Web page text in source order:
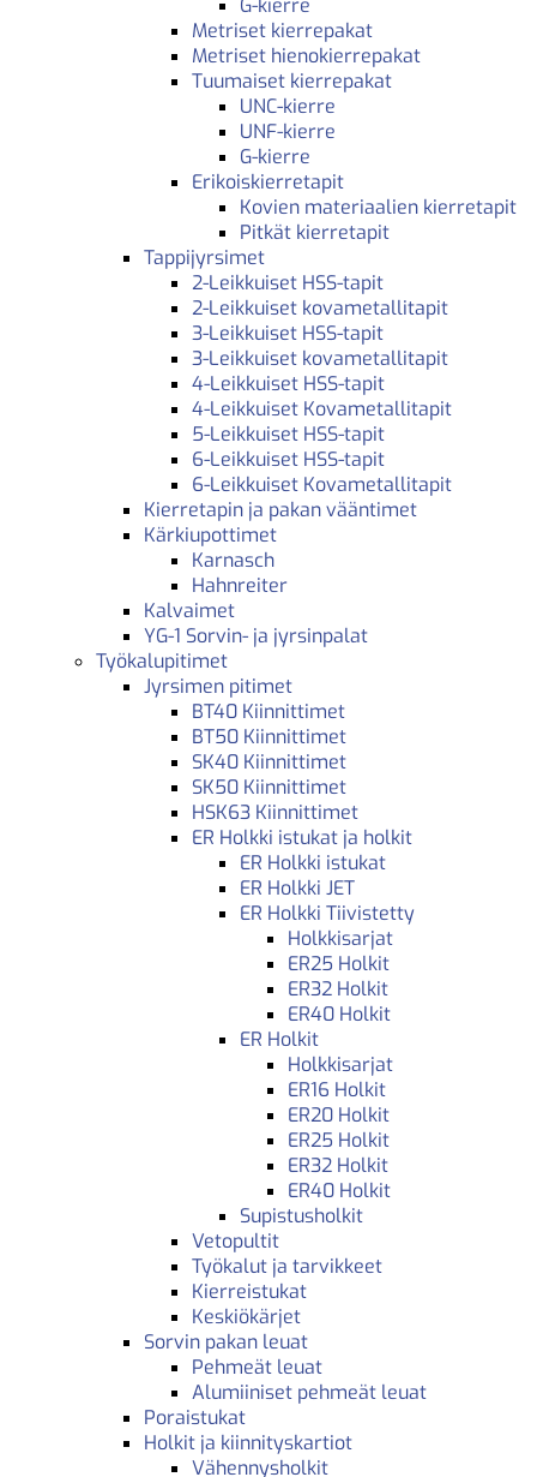
G-kierre
Metriset kierrepakat
Metriset hienokierrepakat
Tuumaiset kierrepakat
UNC-kierre
UNF-kierre
G-kierre
Erikoiskierretapit
Kovien materiaalien kierretapit
Pitkät kierretapit
Tappijyrsimet
2-Leikkuiset HSS-tapit
2-Leikkuiset kovametallitapit
3-Leikkuiset HSS-tapit
3-Leikkuiset kovametallitapit
4-Leikkuiset HSS-tapit
4-Leikkuiset Kovametallitapit
5-Leikkuiset HSS-tapit
6-Leikkuiset HSS-tapit
6-Leikkuiset Kovametallitapit
Kierretapin ja pakan vääntimet
Kärkiupottimet
Karnasch
Hahnreiter
Kalvaimet
YG-1 Sorvin- ja jyrsinpalat
Työkalupitimet
Jyrsimen pitimet
BT40 Kiinnittimet
BT50 Kiinnittimet
SK40 Kiinnittimet
SK50 Kiinnittimet
HSK63 Kiinnittimet
ER Holkki istukat ja holkit
ER Holkki istukat
ER Holkki JET
ER Holkki Tiivistetty
Holkkisarjat
ER25 Holkit
ER32 Holkit
ER40 Holkit
ER Holkit
Holkkisarjat
ER16 Holkit
ER20 Holkit
ER25 Holkit
ER32 Holkit
ER40 Holkit
Supistusholkit
Vetopultit
Työkalut ja tarvikkeet
Kierreistukat
Keskiökärjet
Sorvin pakan leuat
Pehmeät leuat
Alumiiniset pehmeät leuat
Poraistukat
Holkit ja kiinnityskartiot
Vähennysholkit